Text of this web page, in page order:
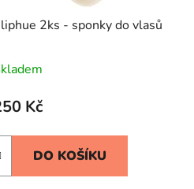
2ks - sponky do vlasů
Kč
DO KOŠÍKU